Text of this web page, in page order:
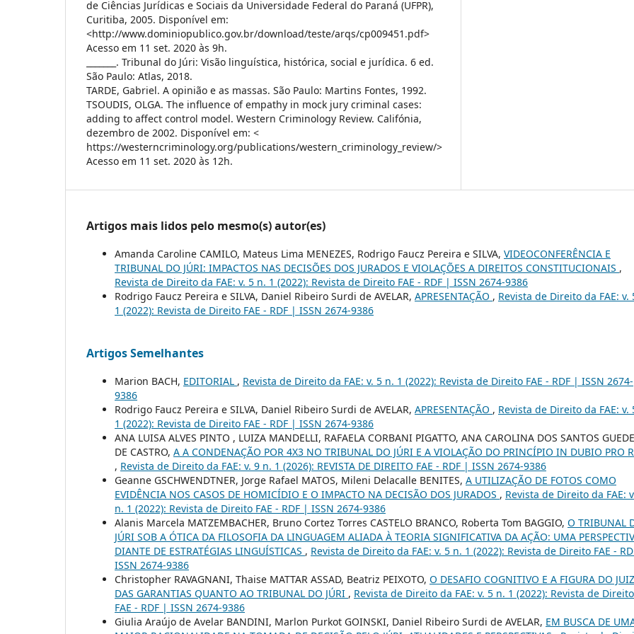
de Ciências Jurídicas e Sociais da Universidade Federal do Paraná (UFPR),
Curitiba, 2005. Disponível em:
<http://www.dominiopublico.gov.br/download/teste/arqs/cp009451.pdf>
Acesso em 11 set. 2020 às 9h.
_______. Tribunal do Júri: Visão linguística, histórica, social e jurídica. 6 ed.
São Paulo: Atlas, 2018.
TARDE, Gabriel. A opinião e as massas. São Paulo: Martins Fontes, 1992.
TSOUDIS, OLGA. The influence of empathy in mock jury criminal cases:
adding to affect control model. Western Criminology Review. Califónia,
dezembro de 2002. Disponível em: <
https://westerncriminology.org/publications/western_criminology_review/>
Acesso em 11 set. 2020 às 12h.
Artigos mais lidos pelo mesmo(s) autor(es)
Amanda Caroline CAMILO, Mateus Lima MENEZES, Rodrigo Faucz Pereira e SILVA, VIDEOCONFERÊNCIA E
TRIBUNAL DO JÚRI: IMPACTOS NAS DECISÕES DOS JURADOS E VIOLAÇÕES A DIREITOS CONSTITUCIONAIS ,
Revista de Direito da FAE: v. 5 n. 1 (2022): Revista de Direito FAE - RDF | ISSN 2674-9386
Rodrigo Faucz Pereira e SILVA, Daniel Ribeiro Surdi de AVELAR, APRESENTAÇÃO , Revista de Direito da FAE: v.
1 (2022): Revista de Direito FAE - RDF | ISSN 2674-9386
Artigos Semelhantes
Marion BACH, EDITORIAL , Revista de Direito da FAE: v. 5 n. 1 (2022): Revista de Direito FAE - RDF | ISSN 2674-
9386
Rodrigo Faucz Pereira e SILVA, Daniel Ribeiro Surdi de AVELAR, APRESENTAÇÃO , Revista de Direito da FAE: v.
1 (2022): Revista de Direito FAE - RDF | ISSN 2674-9386
ANA LUISA ALVES PINTO , LUIZA MANDELLI, RAFAELA CORBANI PIGATTO, ANA CAROLINA DOS SANTOS
DE CASTRO, A A CONDENAÇÃO POR 4X3 NO TRIBUNAL DO JÚRI E A VIOLAÇÃO DO PRINCÍPIO IN DUBIO PRO
, Revista de Direito da FAE: v. 9 n. 1 (2026): REVISTA DE DIREITO FAE - RDF | ISSN 2674-9386
Geanne GSCHWENDTNER, Jorge Rafael MATOS, Mileni Delacalle BENITES, A UTILIZAÇÃO DE FOTOS COMO
EVIDÊNCIA NOS CASOS DE HOMICÍDIO E O IMPACTO NA DECISÃO DOS JURADOS , Revista de Direito da FAE:
n. 1 (2022): Revista de Direito FAE - RDF | ISSN 2674-9386
Alanis Marcela MATZEMBACHER, Bruno Cortez Torres CASTELO BRANCO, Roberta Tom BAGGIO, O TRIBUNAL
JÚRI SOB A ÓTICA DA FILOSOFIA DA LINGUAGEM ALIADA À TEORIA SIGNIFICATIVA DA AÇÃO: UMA
DIANTE DE ESTRATÉGIAS LINGUÍSTICAS , Revista de Direito da FAE: v. 5 n. 1 (2022): Revista de Direito FAE -
ISSN 2674-9386
Christopher RAVAGNANI, Thaise MATTAR ASSAD, Beatriz PEIXOTO, O DESAFIO COGNITIVO E A FIGURA DO JUIZ
DAS GARANTIAS QUANTO AO TRIBUNAL DO JÚRI , Revista de Direito da FAE: v. 5 n. 1 (2022): Revista de Direito
FAE - RDF | ISSN 2674-9386
Giulia Araújo de Avelar BANDINI, Marlon Purkot GOINSKI, Daniel Ribeiro Surdi de AVELAR, EM BUSCA DE